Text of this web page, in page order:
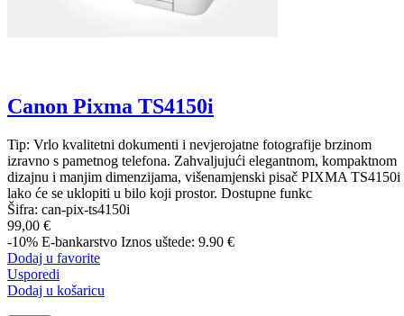
Canon Pixma TS4150i
Tip: Vrlo kvalitetni dokumenti i nevjerojatne fotografije brzinom
izravno s pametnog telefona. Zahvaljujući elegantnom, kompaktnom
dizajnu i manjim dimenzijama, višenamjenski pisač PIXMA TS4150i
lako će se uklopiti u bilo koji prostor. Dostupne funkc
Šifra: can-pix-ts4150i
99,00 €
-10% E-bankarstvo Iznos uštede: 9.90 €
Dodaj u favorite
Usporedi
Dodaj u košaricu